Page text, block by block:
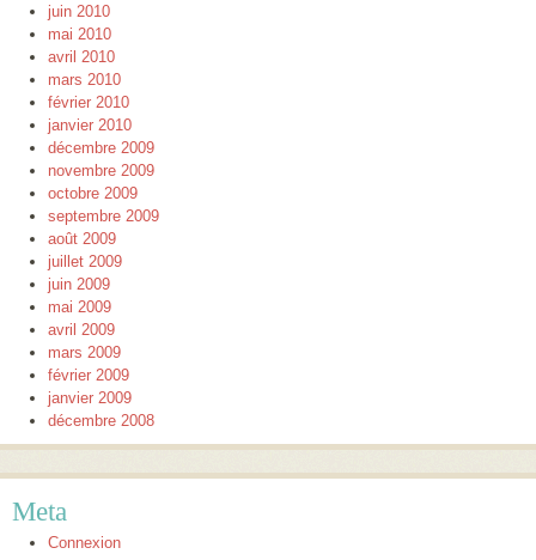
juin 2010
mai 2010
avril 2010
mars 2010
février 2010
janvier 2010
décembre 2009
novembre 2009
octobre 2009
septembre 2009
août 2009
juillet 2009
juin 2009
mai 2009
avril 2009
mars 2009
février 2009
janvier 2009
décembre 2008
Meta
Connexion